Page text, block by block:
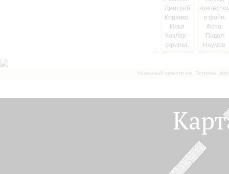
Камерный оркестр им. Эстрина,